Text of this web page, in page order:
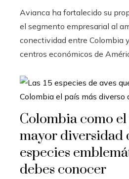
Avianca ha fortalecido su
el segmento empresarial al
conectividad entre Colombia
centros económicos de
Colombia como
mayor diversidad
especies
debes conocer